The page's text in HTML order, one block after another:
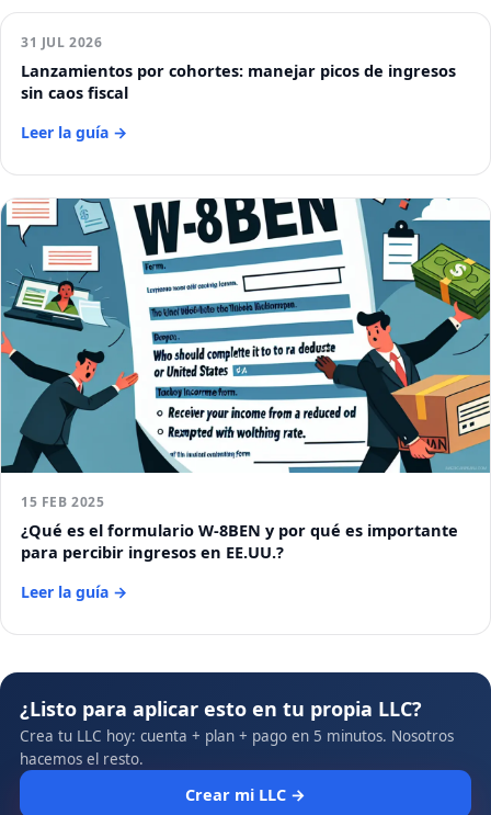
31 JUL 2026
Lanzamientos por cohortes: manejar picos de ingresos
sin caos fiscal
Leer la guía →
15 FEB 2025
¿Qué es el formulario W-8BEN y por qué es importante
para percibir ingresos en EE.UU.?
Leer la guía →
¿Listo para aplicar esto en tu propia LLC?
Crea tu LLC hoy: cuenta + plan + pago en 5 minutos. Nosotros
hacemos el resto.
Crear mi LLC →